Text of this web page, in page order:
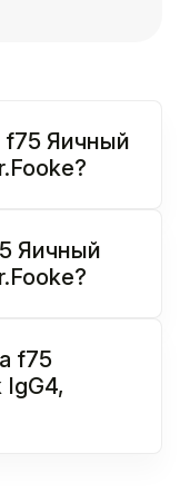
f75 Яичный
Яичный
f75